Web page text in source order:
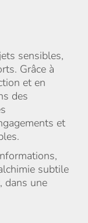
sensibles,
Grâce à
et en
des
et
subtile
dans une